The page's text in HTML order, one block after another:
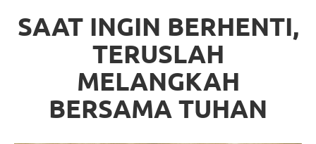
SAAT INGIN BERHENTI,
TERUSLAH
MELANGKAH
BERSAMA TUHAN